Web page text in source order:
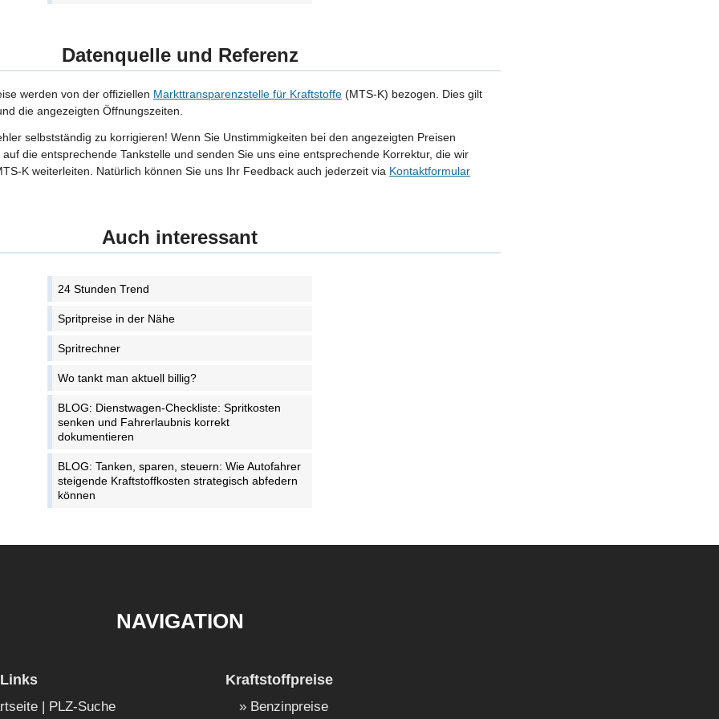
Datenquelle und Referenz
werden von der offiziellen Markttransparenzstelle für Kraftstoffe (MTS-K) bezogen. Dies gilt
die angezeigten Öffnungszeiten.
selbstständig zu korrigieren! Wenn Sie Unstimmigkeiten bei den angezeigten Preisen
die entsprechende Tankstelle und senden Sie uns eine entsprechende Korrektur, die wir
K weiterleiten. Natürlich können Sie uns Ihr Feedback auch jederzeit via Kontaktformular
Auch interessant
24 Stunden Trend
Spritpreise in der Nähe
Spritrechner
Wo tankt man aktuell billig?
BLOG: Dienstwagen-Checkliste: Spritkosten
senken und Fahrerlaubnis korrekt
dokumentieren
BLOG: Tanken, sparen, steuern: Wie Autofahrer
steigende Kraftstoffkosten strategisch abfedern
können
NAVIGATION
| PLZ-Suche
Kraftstoffpreise
Benzinpreise